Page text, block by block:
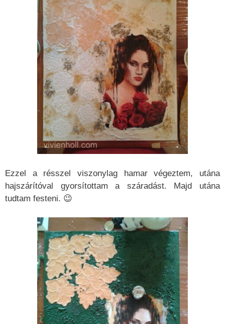
Ezzel a résszel viszonylag hamar végeztem, utána
hajszárítóval gyorsítottam a száradást. Majd utána
tudtam festeni. 😉